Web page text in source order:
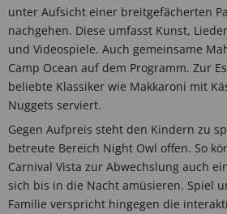
unter Aufsicht einer breitgefächerten
nachgehen. Diese umfasst Kunst,
und Videospiele. Auch gemeinsame
Camp Ocean auf dem Programm. Zur
beliebte Klassiker wie Makkaroni mit
Nuggets serviert.
Gegen Aufpreis steht den Kindern zu
betreute Bereich Night Owl offen. So
Carnival Vista zur Abwechslung auch
sich bis in die Nacht amüsieren. Spiel
Familie verspricht hingegen die